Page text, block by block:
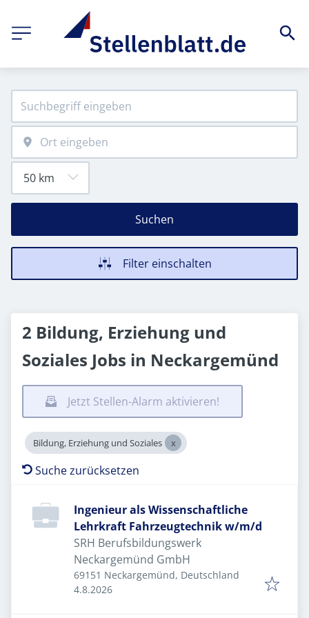
Suchen
Filter einschalten
2 Bildung, Erziehung und
Soziales Jobs in Neckargemünd
Jetzt Stellen-Alarm aktivieren!
Bildung, Erziehung und Soziales
Suche zurücksetzen
Ingenieur als Wissenschaftliche
Lehrkraft Fahrzeugtechnik w/m/d
SRH Berufsbildungswerk
Neckargemünd GmbH
69151 Neckargemünd, Deutschland
Veröffentlicht
4.8.2026